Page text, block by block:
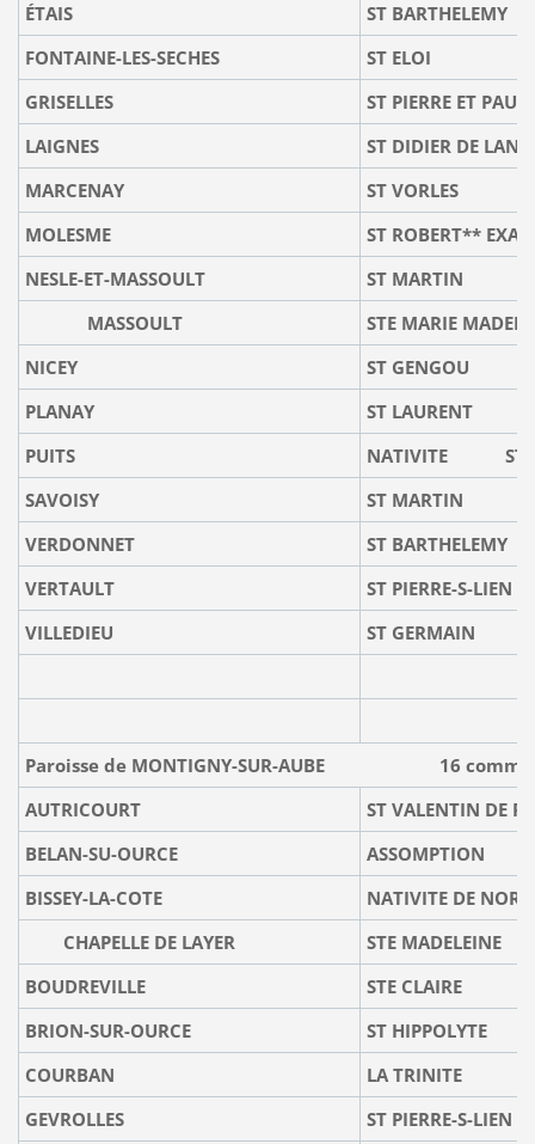
ÉTAIS
ST BARTHELEMY
FONTAINE-LES-SECHES
ST ELOI
GRISELLES
ST PIERRE ET
LAIGNES
ST DIDIER DE
MARCENAY
ST VORLES
MOLESME
ST ROBERT**
NESLE-ET-MASSOULT
ST MARTIN
MASSOULT
STE MARIE
NICEY
ST GENGOU
PLANAY
ST LAURENT
PUITS
NATIVITE ST
SAVOISY
ST MARTIN
VERDONNET
ST BARTHELEMY
VERTAULT
ST PIERRE-S-LIEN
VILLEDIEU
ST GERMAIN
Paroisse de MONTIGNY-SUR-AUBE 16
AUTRICOURT
ST VALENTIN DE
BELAN-SU-OURCE
ASSOMPTION
BISSEY-LA-COTE
NATIVITE DE
CHAPELLE DE LAYER
STE MADELEINE
BOUDREVILLE
STE CLAIRE
BRION-SUR-OURCE
ST HIPPOLYTE
COURBAN
LA TRINITE
GEVROLLES
ST PIERRE-S-LIEN